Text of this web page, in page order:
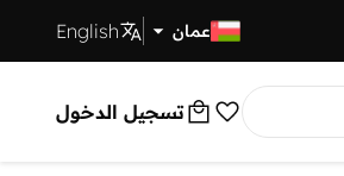
عمان English
تسجيل الدخول